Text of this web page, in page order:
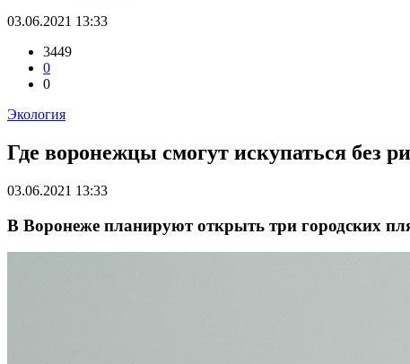
03.06.2021 13:33
3449
0
0
Экология
Где воронежцы смогут искупаться без
03.06.2021 13:33
В Воронеже планируют открыть три городских